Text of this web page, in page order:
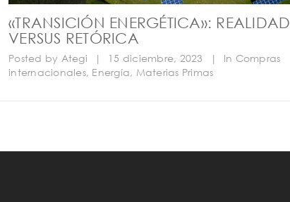
«TRANSICIÓN ENERGÉTICA»: REALIDAD
VERSUS RETÓRICA
Posted by Ategi | 15 diciembre, 2023 | In Compras
internacionales, Energía, Materias Primas